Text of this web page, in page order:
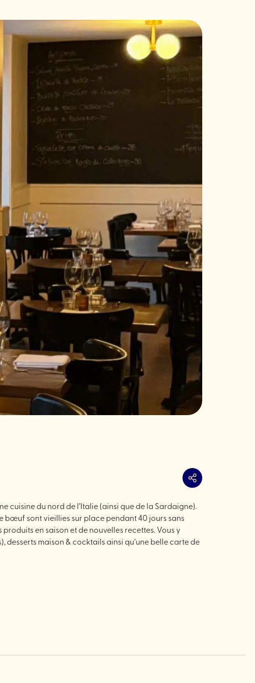
Partager
cuisine du nord de l’Italie (ainsi que de la Sardaigne).
bœuf sont vieillies sur place pendant 40 jours sans
en saison et de nouvelles recettes. Vous y
maison & cocktails ainsi qu’une belle carte de